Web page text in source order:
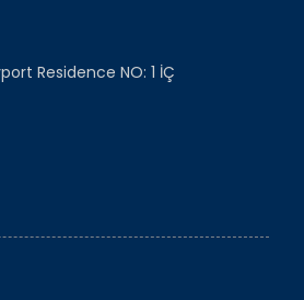
Residence NO: 1 İÇ